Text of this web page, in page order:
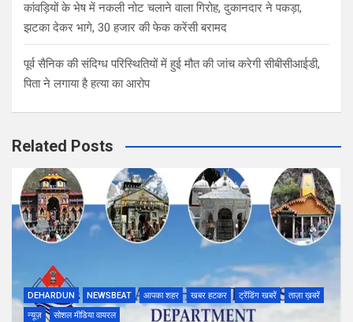
कांवड़ियों के भेष में नकली नोट चलाने वाला गिरोह, दुकानदार ने पकड़ा,
झटका देकर भागे, 30 हजार की फेक करेंसी बरामद
पूर्व सैनिक की संदिग्ध परिस्थितियों में हुई मौत की जांच करेगी सीबीसीआईडी,
पिता ने लगाया है हत्या का आरोप
Related Posts
DEHARDUN NEWSBEAT आपका शहर खबर हटकर ट्रेंडिंग खबरें
ताज़ा ख़बरें
न्यूज़
सोशल मीडिया वायरल